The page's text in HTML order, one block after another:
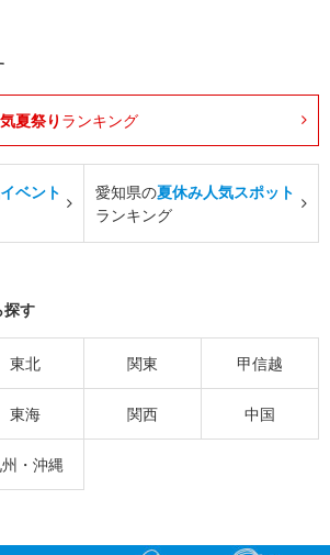
夏祭り ランキング
ベント
愛知県の夏休み人気スポット
ランキング
探す
東北 関東 甲信越
東海 関西 中国
・沖縄